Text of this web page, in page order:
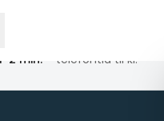
2 min. – telefontid til kl.